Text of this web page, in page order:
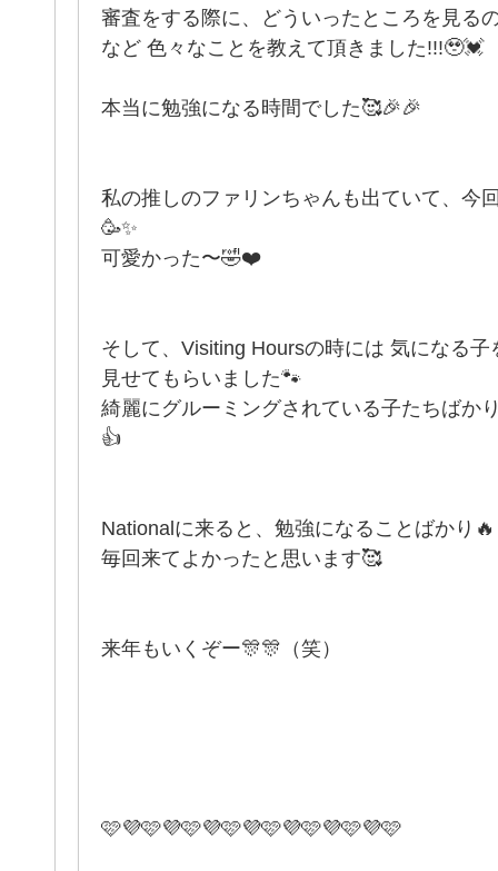
審査をする際に、どういったところを見る
など 色々なことを教えて頂きました!!!🥹💓
本当に勉強になる時間でした🥰🎉🎉
私の推しのファリンちゃんも出ていて、今
🥳✨
可愛かった〜🤣❤️
そして、Visiting Hoursの時には 気になる
見せてもらいました🐾
綺麗にグルーミングされている子たちばか
👍
Nationalに来ると、勉強になることばかり🔥
毎回来てよかったと思います🥰
来年もいくぞー🎊🎊（笑）
🩷💜🩷💜🩷💜🩷💜🩷💜🩷💜🩷💜🩷